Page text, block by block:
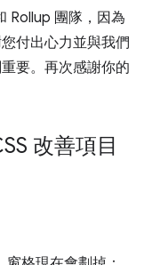
Rollup 團隊，因為
付出心力並與我們
要。再次感謝你的
改善項目